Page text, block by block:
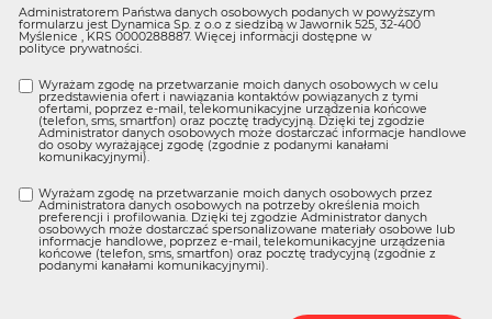
Administratorem Państwa danych osobowych podanych w powyższym
formularzu jest Dynamica Sp. z o.o z siedzibą w Jawornik 525, 32-400
Myślenice , KRS 0000288887. Więcej informacji dostępne w
polityce prywatności
Wyrażam zgodę na przetwarzanie moich danych osobowych w celu
przedstawienia ofert i nawiązania kontaktów powiązanych z tymi
ofertami, poprzez e-mail, telekomunikacyjne urządzenia końcowe
(telefon, sms, smartfon) oraz pocztę tradycyjną. Dzięki tej zgodzie
Administrator danych osobowych może dostarczać informacje handlowe
do osoby wyrażającej zgodę (zgodnie z podanymi kanałami
komunikacyjnymi).
Wyrażam zgodę na przetwarzanie moich danych osobowych przez
Administratora danych osobowych na potrzeby określenia moich
preferencji i profilowania. Dzięki tej zgodzie Administrator danych
osobowych może dostarczać spersonalizowane materiały osobowe lub
informacje handlowe, poprzez e-mail, telekomunikacyjne urządzenia
końcowe (telefon, sms, smartfon) oraz pocztę tradycyjną (zgodnie z
podanymi kanałami komunikacyjnymi).